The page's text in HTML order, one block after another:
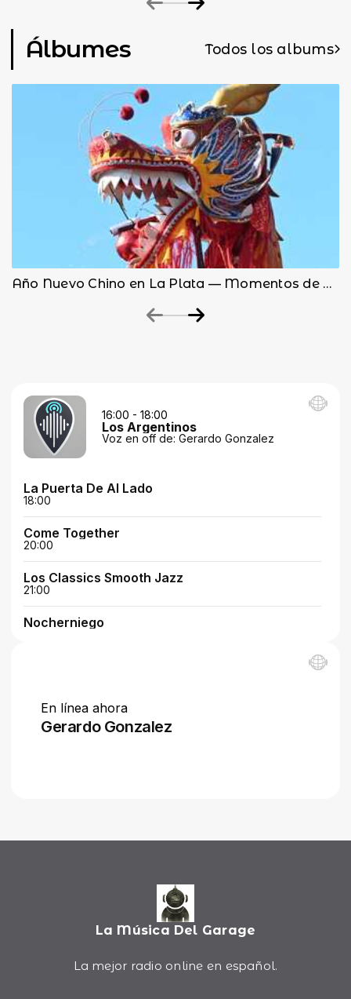
Álbumes Todos los albums
Año Nuevo Chino en La Plata — Momentos de una fiesta inolvidable
La Música Del Garage
La mejor radio online en español.